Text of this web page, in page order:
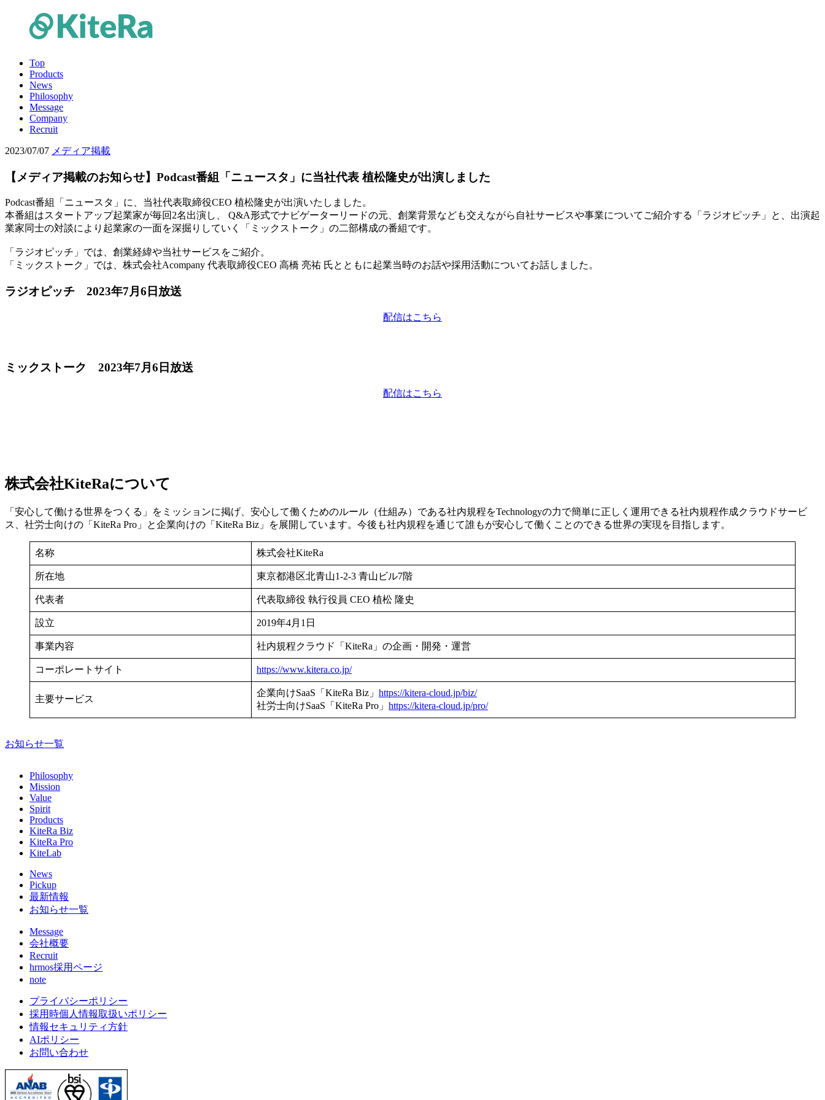
Top
Products
News
Philosophy
Message
Company
Recruit
2023/07/07 メディア掲載
【メディア掲載のお知らせ】Podcast番組「ニュースタ」に当社代表 植松隆史が出演しました
Podcast番組「ニュースタ」に、当社代表取締役CEO 植松隆史が出演いたしました。
本番組はスタートアップ起業家が毎回2名出演し、 Q&A形式でナビゲーターリードの元、創業背景なども交えながら自社サービスや事業についてご紹介する「ラジオピッチ」と、出演起
業家同士の対談により起業家の一面を深掘りしていく「ミックストーク」の二部構成の番組です。
「ラジオピッチ」では、創業経緯や当社サービスをご紹介。
「ミックストーク」では、株式会社Acompany 代表取締役CEO 高橋 亮祐 氏とともに起業当時のお話や採用活動についてお話しました。
ラジオピッチ 2023年7月6日放送
配信はこちら
ミックストーク 2023年7月6日放送
配信はこちら
株式会社KiteRaについて
「安心して働ける世界をつくる」をミッションに掲げ、安心して働くためのルール（仕組み）である社内規程をTechnologyの力で簡単に正しく運用できる社内規程作成クラウドサービ
ス、社労士向けの「KiteRa Pro」と企業向けの「KiteRa Biz」を展開しています。今後も社内規程を通じて誰もが安心して働くことのできる世界の実現を目指します。
名称 株式会社KiteRa
所在地 東京都港区北青山1-2-3 青山ビル7階
代表者 代表取締役 執行役員 CEO 植松 隆史
設立 2019年4月1日
事業内容 社内規程クラウド「KiteRa」の企画・開発・運営
コーポレートサイト https://www.kitera.co.jp/
主要サービス
企業向けSaaS「KiteRa Biz」 https://kitera-cloud.jp/biz/
社労士向けSaaS「KiteRa Pro」 https://kitera-cloud.jp/pro/
お知らせ一覧
Philosophy
Mission
Value
Spirit
Products
KiteRa Biz
KiteRa Pro
KiteLab
News
Pickup
最新情報
お知らせ一覧
Message
会社概要
Recruit
hrmos採用ページ
note
プライバシーポリシー
採用時個人情報取扱いポリシー
情報セキュリティ方針
AIポリシー
お問い合わせ